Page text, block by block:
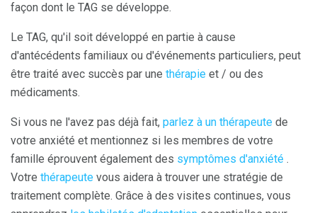
façon dont le TAG se développe.
Le TAG, qu'il soit développé en partie à cause
d'antécédents familiaux ou d'événements particuliers, peut
être traité avec succès par une thérapie et / ou des
médicaments.
Si vous ne l'avez pas déjà fait, parlez à un thérapeute de
votre anxiété et mentionnez si les membres de votre
famille éprouvent également des symptômes d'anxiété .
Votre thérapeute vous aidera à trouver une stratégie de
traitement complète. Grâce à des visites continues, vous